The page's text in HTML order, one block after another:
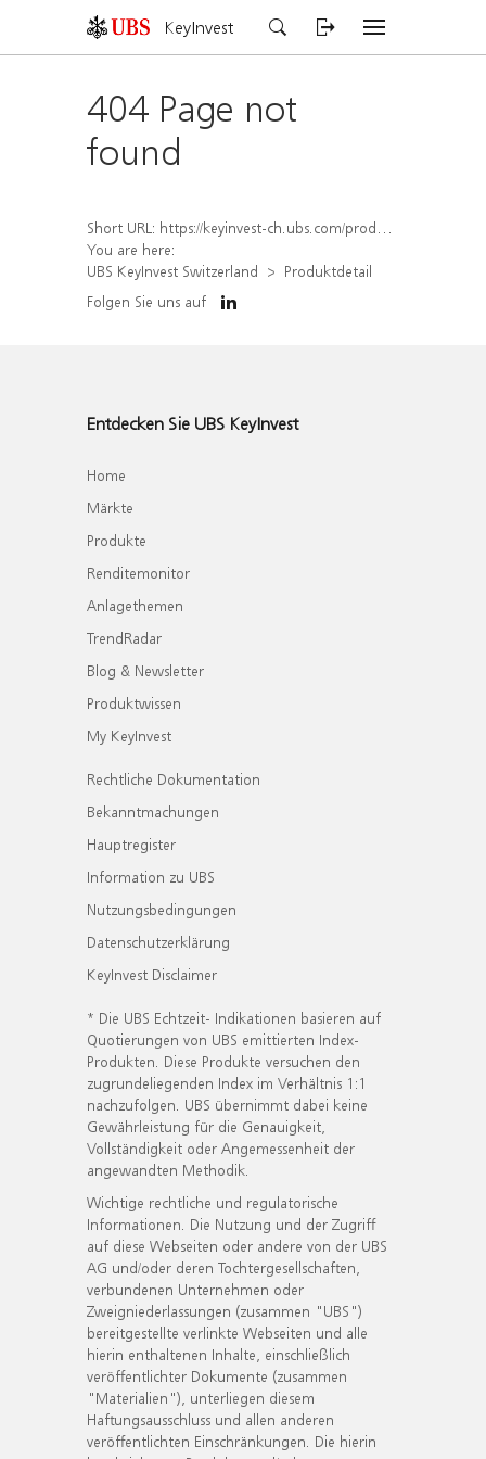
KeyInvest
404 Page not
found
Short URL: https://keyinvest-ch.ubs.com/produkt/detail/index/isin/CH1577820504
You are here:
UBS KeyInvest Switzerland
Produktdetail
Folgen Sie uns auf
Entdecken Sie UBS KeyInvest
Home
Märkte
Produkte
Renditemonitor
Anlagethemen
TrendRadar
Blog & Newsletter
Produktwissen
My KeyInvest
Rechtliche Dokumentation
Bekanntmachungen
Hauptregister
Information zu UBS
Nutzungsbedingungen
Datenschutzerklärung
KeyInvest Disclaimer
* Die UBS Echtzeit- Indikationen basieren auf
Quotierungen von UBS emittierten Index-
Produkten. Diese Produkte versuchen den
zugrundeliegenden Index im Verhältnis 1:1
nachzufolgen. UBS übernimmt dabei keine
Gewährleistung für die Genauigkeit,
Vollständigkeit oder Angemessenheit der
angewandten Methodik.
Wichtige rechtliche und regulatorische
Informationen. Die Nutzung und der Zugriff
auf diese Webseiten oder andere von der UBS
AG und/oder deren Tochtergesellschaften,
verbundenen Unternehmen oder
Zweigniederlassungen (zusammen "UBS")
bereitgestellte verlinkte Webseiten und alle
hierin enthaltenen Inhalte, einschließlich
veröffentlichter Dokumente (zusammen
"Materialien"), unterliegen diesem
Haftungsausschluss und allen anderen
veröffentlichten Einschränkungen. Die hierin